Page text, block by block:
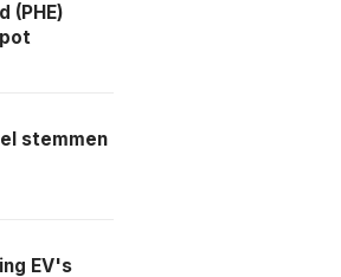
(PHE)
stemmen
EV's